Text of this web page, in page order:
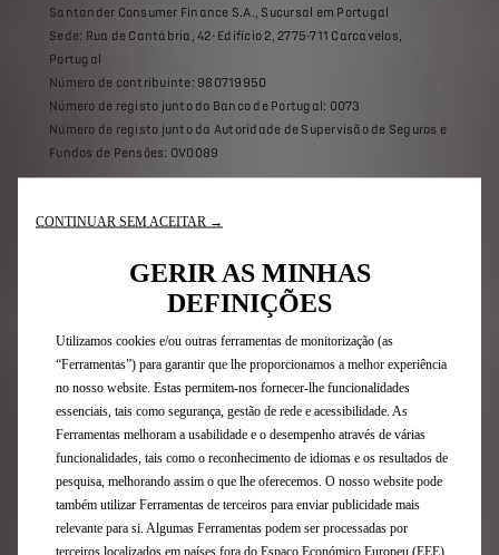
Santander Consumer Finance S.A., Sucursal em Portugal
Sede: Rua de Cantábria, 42- Edifício 2, 2775-711 Carcavelos,
Portugal
Número de contribuinte: 980719950
Número de registo junto do Banco de Portugal: 0073
Número de registo junto da Autoridade de Supervisão de Seguros e
Fundos de Pensões: OV0089
VÁ MAIS LONGE
CONTINUAR SEM ACEITAR →
GERIR AS MINHAS
DEFINIÇÕES
Utilizamos cookies e/ou outras ferramentas de monitorização (as
“Ferramentas”) para garantir que lhe proporcionamos a melhor experiência
no nosso website. Estas permitem-nos fornecer-lhe funcionalidades
essenciais, tais como segurança, gestão de rede e acessibilidade. As
Ferramentas melhoram a usabilidade e o desempenho através de várias
funcionalidades, tais como o reconhecimento de idiomas e os resultados de
pesquisa, melhorando assim o que lhe oferecemos. O nosso website pode
também utilizar Ferramentas de terceiros para enviar publicidade mais
relevante para si. Algumas Ferramentas podem ser processadas por
terceiros localizados em países fora do Espaço Económico Europeu (EEE)